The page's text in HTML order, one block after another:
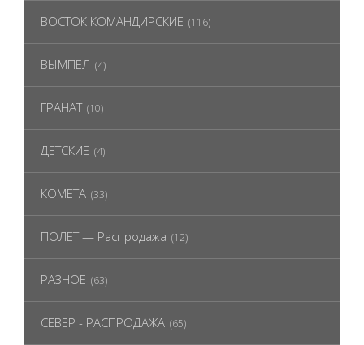
ВОСТОК КОМАНДИРСКИЕ (116)
ВЫМПЕЛ (4)
ГРАНАТ (10)
ДЕТСКИЕ (4)
КОМЕТА (33)
ПОЛЕТ — Распродажа (12)
РАЗНОЕ (63)
СЕВЕР - РАСПРОДАЖА (65)